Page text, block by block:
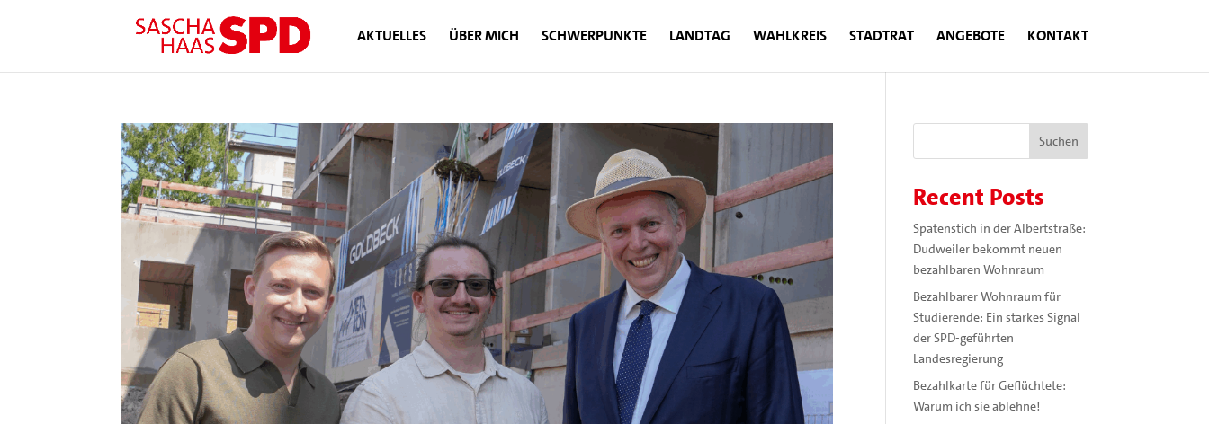
AKTUELLES ÜBER MICH SCHWERPUNKTE LANDTAG WAHLKREIS STADTRAT ANGEBOTE KONTAKT
Suchen
Recent Posts
Spatenstich in der Albertstraße:
Dudweiler bekommt neuen
bezahlbaren Wohnraum
Bezahlbarer Wohnraum für
Studierende: Ein starkes Signal
der SPD-geführten
Landesregierung
Bezahlkarte für Geflüchtete:
Warum ich sie ablehne!